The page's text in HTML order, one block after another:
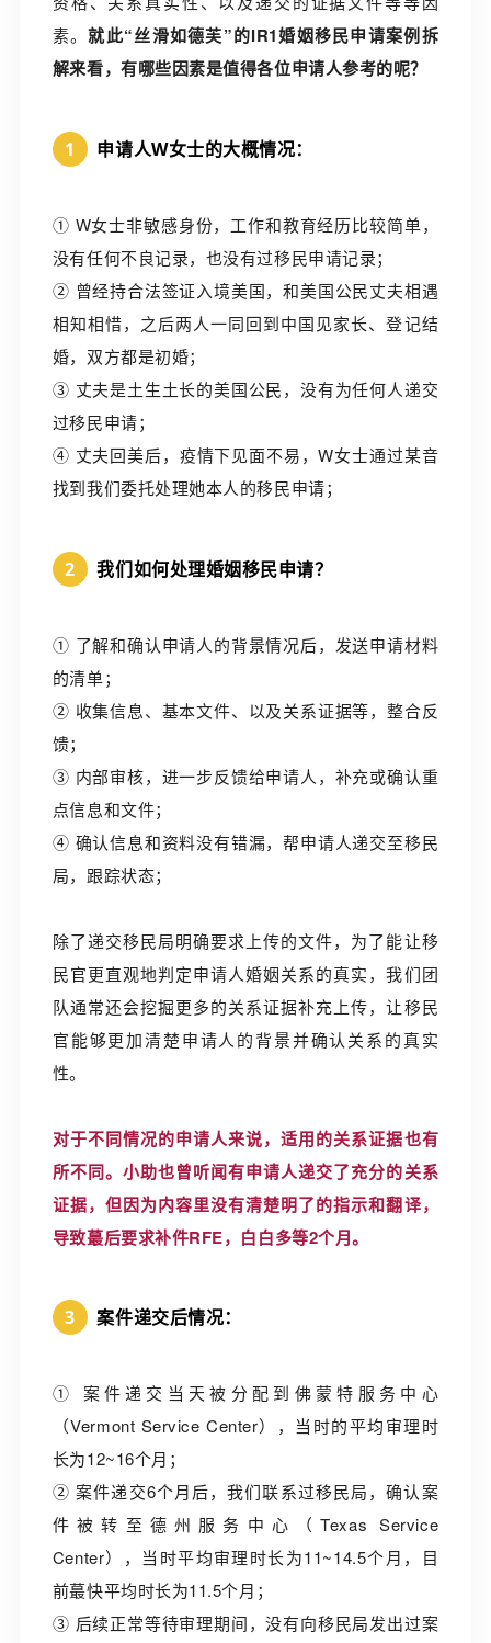
素。就此“丝滑如德芙”的IR1婚姻移民申请案例拆
解来看，有哪些因素是值得各位申请人参考的呢？
1 申请人W女士的大概情况：
① W女士非敏感身份，工作和教育经历比较简单，
没有任何不良记录，也没有过移民申请记录；
② 曾经持合法签证入境美国，和美国公民丈夫相遇
相知相惜，之后两人一同回到中国见家长、登记结
婚，双方都是初婚；
③ 丈夫是土生土长的美国公民，没有为任何人递交
过移民申请；
④ 丈夫回美后，疫情下见面不易，W女士通过某音
找到我们委托处理她本人的移民申请；
2 我们如何处理婚姻移民申请？
① 了解和确认申请人的背景情况后，发送申请材料
的清单；
② 收集信息、基本文件、以及关系证据等，整合反
馈；
③ 内部审核，进一步反馈给申请人，补充或确认重
点信息和文件；
④ 确认信息和资料没有错漏，帮申请人递交至移民
局，跟踪状态；
除了递交移民局明确要求上传的文件，为了能让移
民官更直观地判定申请人婚姻关系的真实，我们团
队通常还会挖掘更多的关系证据补充上传，让移民
官能够更加清楚申请人的背景并确认关系的真实
性。
对于不同情况的申请人来说，适用的关系证据也有
所不同。小助也曾听闻有申请人递交了充分的关系
证据，但因为内容里没有清楚明了的指示和翻译，
导致蕞后要求补件RFE，白白多等2个月。
3 案件递交后情况：
① 案件递交当天被分配到佛蒙特服务中心
（Vermont Service Center），当时的平均审理时
长为12~16个月；
② 案件递交6个月后，我们联系过移民局，确认案
件被转至德州服务中心（Texas Service
Center），当时平均审理时长为11~14.5个月，目
前蕞快平均时长为11.5个月；
③ 后续正常等待审理期间，没有向移民局发出过案